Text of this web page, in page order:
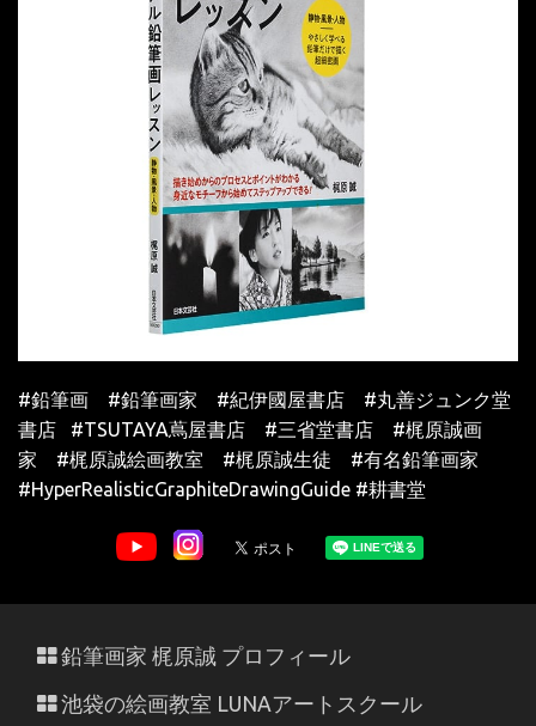
#鉛筆画 #鉛筆画家 #紀伊國屋書店 #丸善ジュンク堂
書店 #TSUTAYA蔦屋書店 #三省堂書店 #梶原誠画
家 #梶原誠絵画教室 #梶原誠生徒 #有名鉛筆画家
#HyperRealisticGraphiteDrawingGuide #耕書堂
鉛筆画家 梶原誠 プロフィール
池袋の絵画教室 LUNAアートスクール